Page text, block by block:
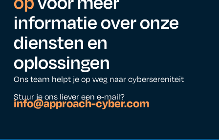
informatie over onze
diensten en
oplossingen
Ons team helpt je op weg naar cybersereniteit
Stuur je ons liever een e-mail?
info@approach-cyber.com